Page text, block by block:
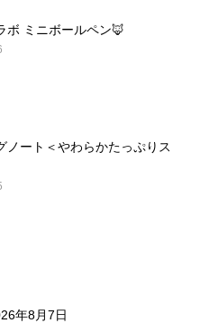
ボ ミニボールペン🦊
ノート＜やわらかたっぷりス
年8月7日